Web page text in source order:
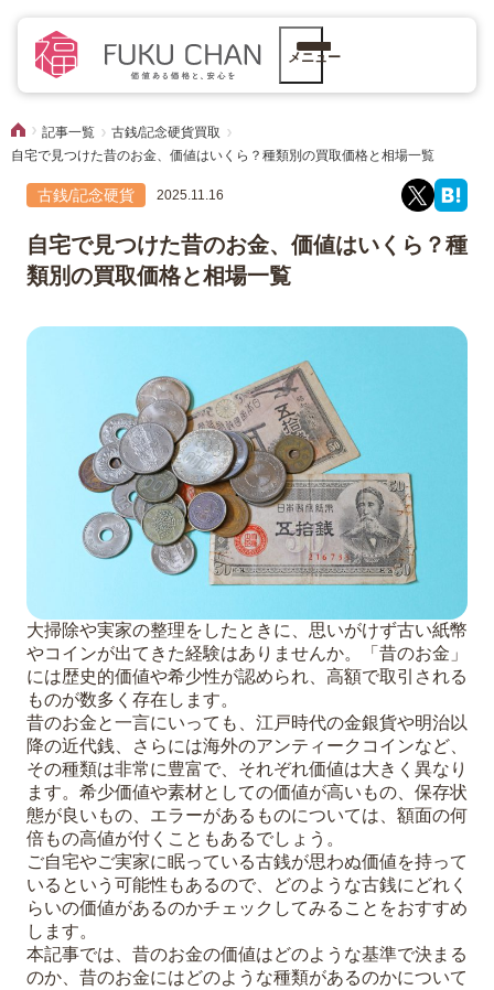
メニュー
記事一覧
古銭/記念硬貨買取
自宅で見つけた昔のお金、価値はいくら？種類別の買取価格と相場一覧
古銭/記念硬貨 2025.11.16
自宅で見つけた昔のお金、価値はいくら？種
類別の買取価格と相場一覧
大掃除や実家の整理をしたときに、思いがけず古い紙幣
やコインが出てきた経験はありませんか。「昔のお金」
には歴史的価値や希少性が認められ、高額で取引される
ものが数多く存在します。
昔のお金と一言にいっても、江戸時代の金銀貨や明治以
降の近代銭、さらには海外のアンティークコインなど、
その種類は非常に豊富で、それぞれ価値は大きく異なり
ます。希少価値や素材としての価値が高いもの、保存状
態が良いもの、エラーがあるものについては、額面の何
倍もの高値が付くこともあるでしょう。
ご自宅やご実家に眠っている古銭が思わぬ価値を持って
いるという可能性もあるので、どのような古銭にどれく
らいの価値があるのかチェックしてみることをおすすめ
します。
本記事では、昔のお金の価値はどのような基準で決まる
のか、昔のお金にはどのような種類があるのかについて